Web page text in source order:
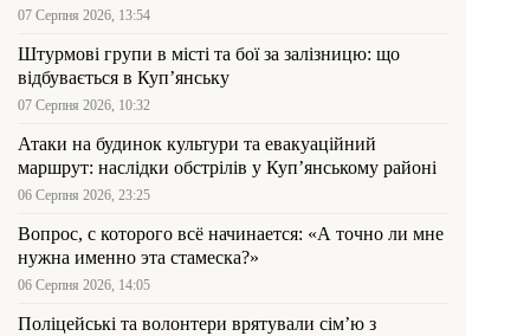
07 Серпня 2026, 13:54
Штурмові групи в місті та бої за залізницю: що
відбувається в Куп’янську
07 Серпня 2026, 10:32
Атаки на будинок культури та евакуаційний
маршрут: наслідки обстрілів у Куп’янському районі
06 Серпня 2026, 23:25
Вопрос, с которого всё начинается: «А точно ли мне
нужна именно эта стамеска?»
06 Серпня 2026, 14:05
Поліцейські та волонтери врятували сім’ю з